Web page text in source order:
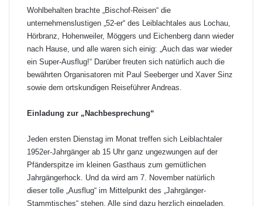
Wohlbehalten brachte „Bischof-Reisen“ die
unternehmenslustigen „52-er“ des Leiblachtales aus Lochau,
Hörbranz, Hohenweiler, Möggers und Eichenberg dann wieder
nach Hause, und alle waren sich einig: „Auch das war wieder
ein Super-Ausflug!“ Darüber freuten sich natürlich auch die
bewährten Organisatoren mit Paul Seeberger und Xaver Sinz
sowie dem ortskundigen Reiseführer Andreas.
Einladung zur „Nachbesprechung“
Jeden ersten Dienstag im Monat treffen sich Leiblachtaler
1952er-Jahrgänger ab 15 Uhr ganz ungezwungen auf der
Pfänderspitze im kleinen Gasthaus zum gemütlichen
Jahrgängerhock. Und da wird am 7. November natürlich
dieser tolle „Ausflug“ im Mittelpunkt des „Jahrgänger-
Stammtisches“ stehen. Alle sind dazu herzlich eingeladen.